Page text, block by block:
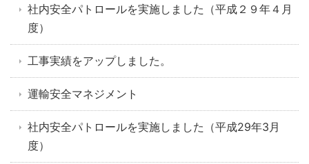
社内安全パトロールを実施しました（平成２９年４月
度）
工事実績をアップしました。
運輸安全マネジメント
社内安全パトロールを実施しました（平成29年3月
度）